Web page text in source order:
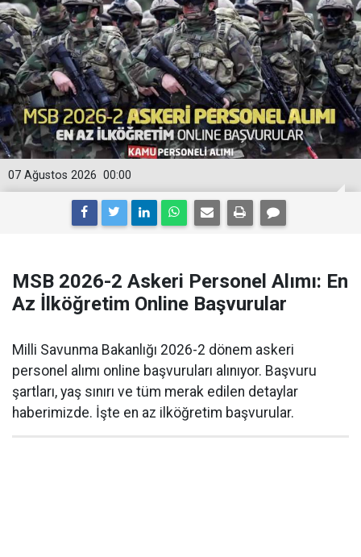
00:00
07 Ağustos 2026
MSB 2026-2 Askeri Personel Alımı: En
Az İlköğretim Online Başvurular
Milli Savunma Bakanlığı 2026-2 dönem askeri
personel alımı online başvuruları alınıyor. Başvuru
şartları, yaş sınırı ve tüm merak edilen detaylar
haberimizde. İşte en az ilköğretim başvurular.